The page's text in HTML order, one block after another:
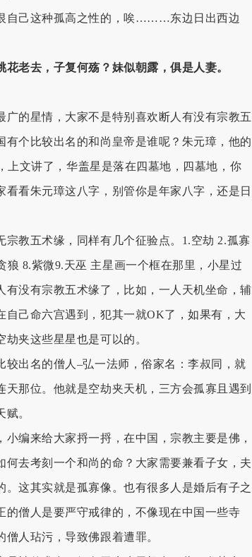
自己这种孤高之性的，唉………东边日出西边
花老去 ，子复何殇？妹似朝露，俱是人妻。
广的星情，大家不是特别喜欢断人有没有宗教五
有个比较出名的和尚皇帝是谁呢？朱元璋，他的
上文讲了，华盖星是落在四墓地，四墓地，你
看朱元璋这八字，别管你是年家八字，还是日
宗教五术缘，同样有几个征验点。1.空劫 2.孤寡
狼 8.紫微9.天巫 主星画一个框在那里，小星过
有没有宗教五术缘了，比如，一人天机坐命，辅
自己命六宫遇到，犯其一就OK了，如果有，大
夹这些星星也是可以的。
较出名的僧人–弘一法师，俗家名：李叔同，就
天那位。他就是空劫夹天机，三方会孤寡且遇到
。
编来给大家捋一捋，在中国，宗教主要是佛，
何去考刻一个和尚的命？大家需要兼看子女，夫
。这其实就是孤寡像。也有很多人是婚后有子之
的僧人是要严守戒律的，不像现在中国一些寺
人玷污，导致佛跟着遭罪。